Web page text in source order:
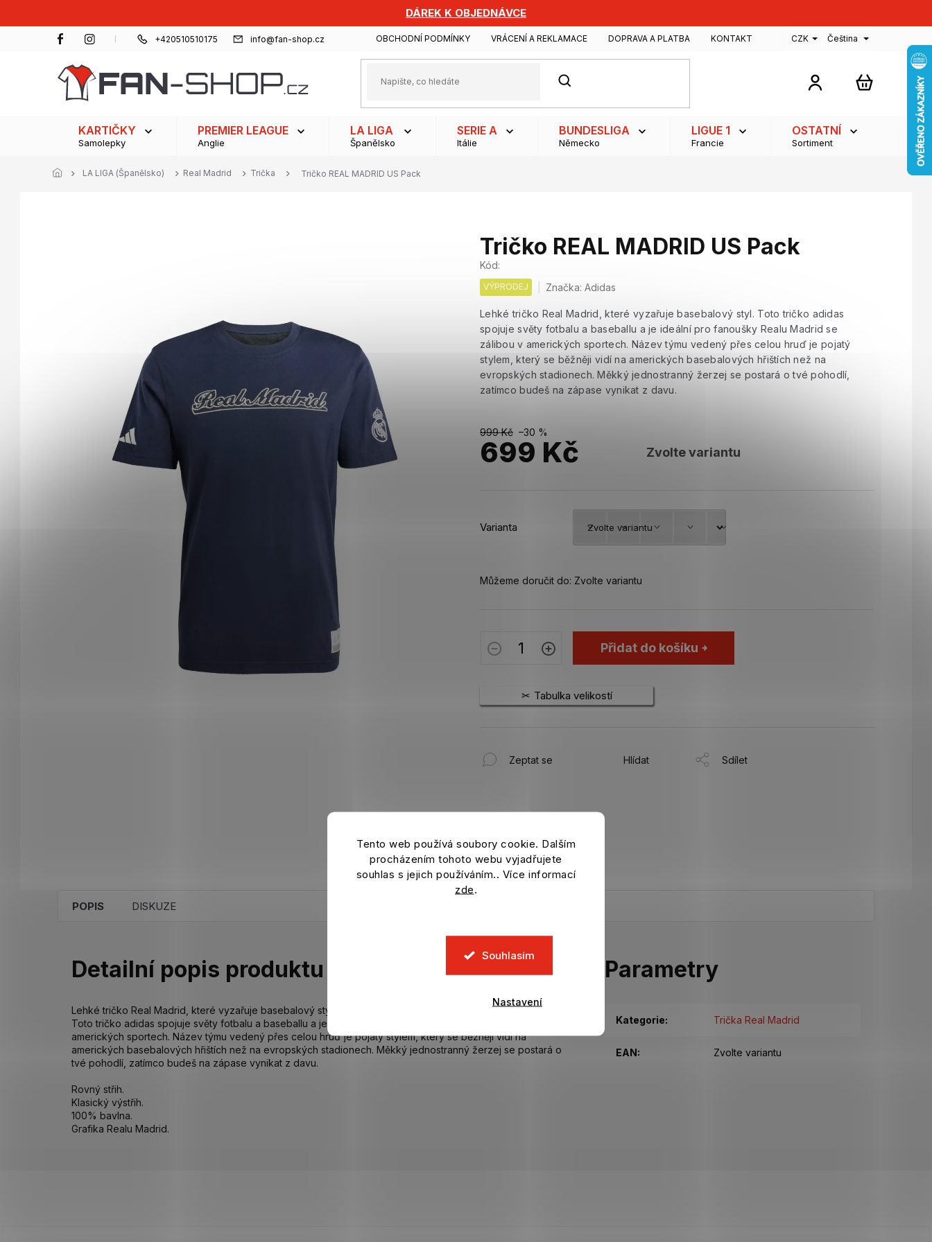
Tento web používá soubory cookie. Dalším
procházením tohoto webu vyjadřujete
souhlas s jejich používáním.. Více informací
zde.
Souhlasím
Nastavení
DÁREK K OBJEDNÁVCE
+420510510175 info@fan-shop.cz OBCHODNÍ PODMÍNKY VRÁCENÍ A REKLAMACE DOPRAVA A PLATBA KONTAKT CZK Čeština
HLEDAT
NÁKUPNÍ
KARTIČKY
Samolepky
PREMIER LEAGUE
Anglie
LA LIGA
Španělsko
SERIE A
Itálie
BUNDESLIGA
Německo
LIGUE 1
Francie
OSTATNÍ
Sortiment
LA LIGA (Španělsko) Real Madrid Trička Tričko REAL MADRID US Pack
Tričko REAL MADRID US Pack
Kód:
VÝPRODEJ Značka:Adidas
Lehké tričko Real Madrid, které vyzařuje basebalový styl. Toto tričko adidas
spojuje světy fotbalu a baseballu a je ideální pro fanoušky Realu Madrid se
zálibou v amerických sportech. Název týmu vedený přes celou hruď je pojatý
stylem, který se běžněji vidí na amerických basebalových hřištích než na
evropských stadionech. Měkký jednostranný žerzej se postará o tvé pohodlí,
zatímco budeš na zápase vynikat z davu.
999 Kč –30 %
699 Kč Zvolte variantu
Varianta
Můžeme doručit do: Zvolte variantu
Přidat do košíku
Tabulka velikostí
Zeptat se Hlídat Sdílet
POPIS DISKUZE
Detailní popis produktu
Lehké tričko Real Madrid, které vyzařuje basebalový styl.
Toto tričko adidas spojuje světy fotbalu a baseballu a je ideální pro fanoušky Realu Madrid se zálibou v
amerických sportech. Název týmu vedený přes celou hruď je pojatý stylem, který se běžněji vidí na
amerických basebalových hřištích než na evropských stadionech. Měkký jednostranný žerzej se postará o
tvé pohodlí, zatímco budeš na zápase vynikat z davu.
Rovný střih.
Klasický výstřih.
100% bavlna.
Grafika Realu Madrid.
Parametry
Kategorie: Trička Real Madrid
EAN : Zvolte variantu